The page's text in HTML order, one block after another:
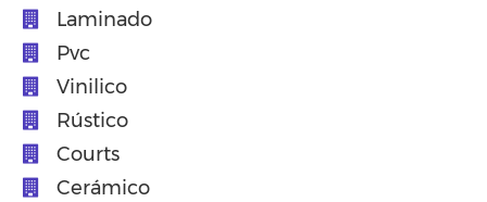
Laminado
Pvc
Vinilico
Rústico
Courts
Cerámico